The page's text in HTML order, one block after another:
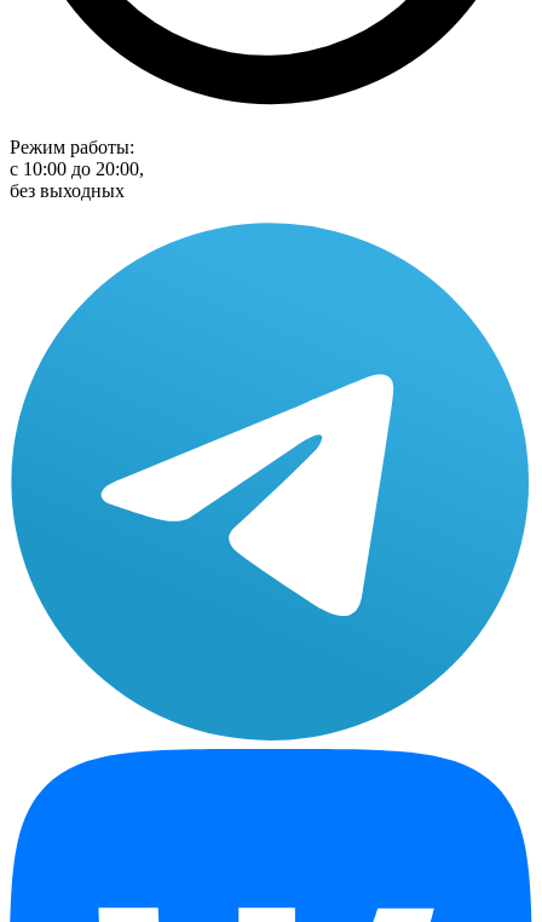
Режим работы:
с 10:00 до 20:00,
без выходных